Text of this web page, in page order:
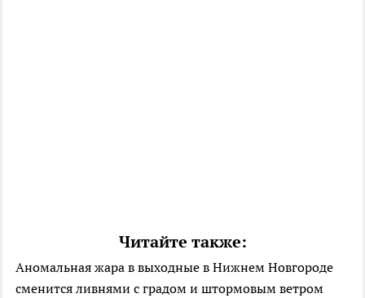
Читайте также:
Аномальная жара в выходные в Нижнем Новгороде
сменится ливнями с градом и штормовым ветром